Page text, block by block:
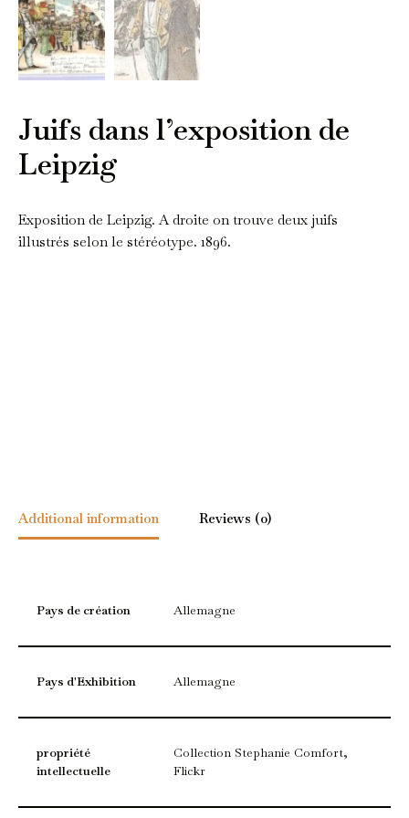
Juifs dans l’exposition de
Leipzig
Exposition de Leipzig. A droite on trouve deux juifs
illustrés selon le stéréotype. 1896.
Additional information Reviews (0)
Pays de création Allemagne
Pays d'Exhibition Allemagne
propriété
intellectuelle
Collection Stephanie Comfort,
Flickr